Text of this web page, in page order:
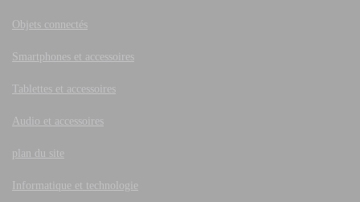
Objets connectés
Smartphones et accessoires
Tablettes et accessoires
Audio et accessoires
plan du site
Informatique et technologie